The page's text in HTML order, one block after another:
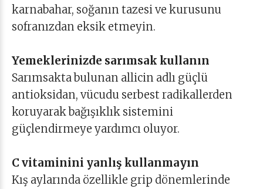
karnabahar, soğanın tazesi ve kurusunu
sofranızdan eksik etmeyin.
Yemeklerinizde sarımsak kullanın
Sarımsakta bulunan allicin adlı güçlü
antioksidan, vücudu serbest radikallerden
koruyarak bağışıklık sistemini
güçlendirmeye yardımcı oluyor.
C vitaminini yanlış kullanmayın
Kış aylarında özellikle grip dönemlerinde